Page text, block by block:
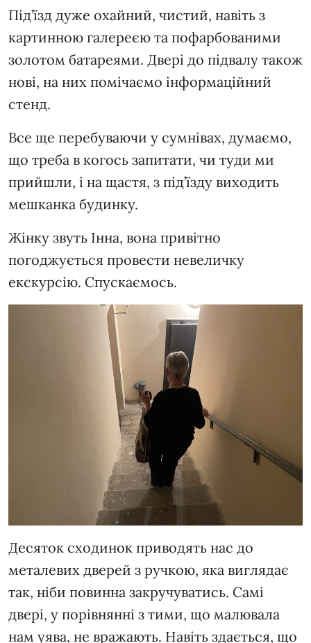
Під’їзд дуже охайний, чистий, навіть з
картинною галереєю та пофарбованими
золотом батареями. Двері до підвалу також
нові, на них помічаємо інформаційний
стенд.
Все ще перебуваючи у сумнівах, думаємо,
що треба в когось запитати, чи туди ми
прийшли, і на щастя, з під’їзду виходить
мешканка будинку.
Жінку звуть Інна, вона привітно
погоджується провести невеличку
екскурсію. Спускаємось.
Десяток сходинок приводять нас до
металевих дверей з ручкою, яка виглядає
так, ніби повинна закручуватись. Самі
двері, у порівнянні з тими, що малювала
нам уява, не вражають. Навіть здається, що